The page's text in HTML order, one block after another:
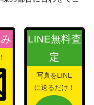
LINE無料査
定
写真をLINE
に送るだけ！